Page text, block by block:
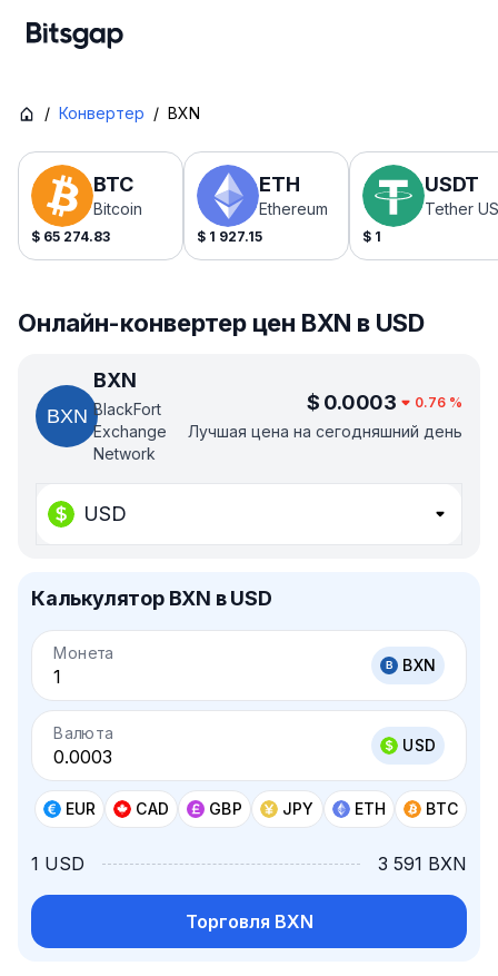
/ Конвертер / BXN
BTC
Bitcoin
$ 65 274.83
ETH
Ethereum
$ 1 927.15
USDT
Tether
$ 1
Онлайн-конвертер цен BXN в USD
BXN
BlackFort
Exchange
Network
$ 0.0003 0.76 %
Лучшая цена на сегодняшний день
USD
Калькулятор BXN в USD
Монета
BXN
Валюта
USD
EUR CAD GBP JPY ETH BTC
1 USD 3 591 BXN
Торговля BXN